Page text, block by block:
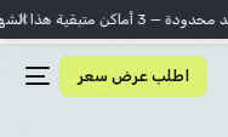
اطلب عرض سعر
× متبقية هذا الشهر